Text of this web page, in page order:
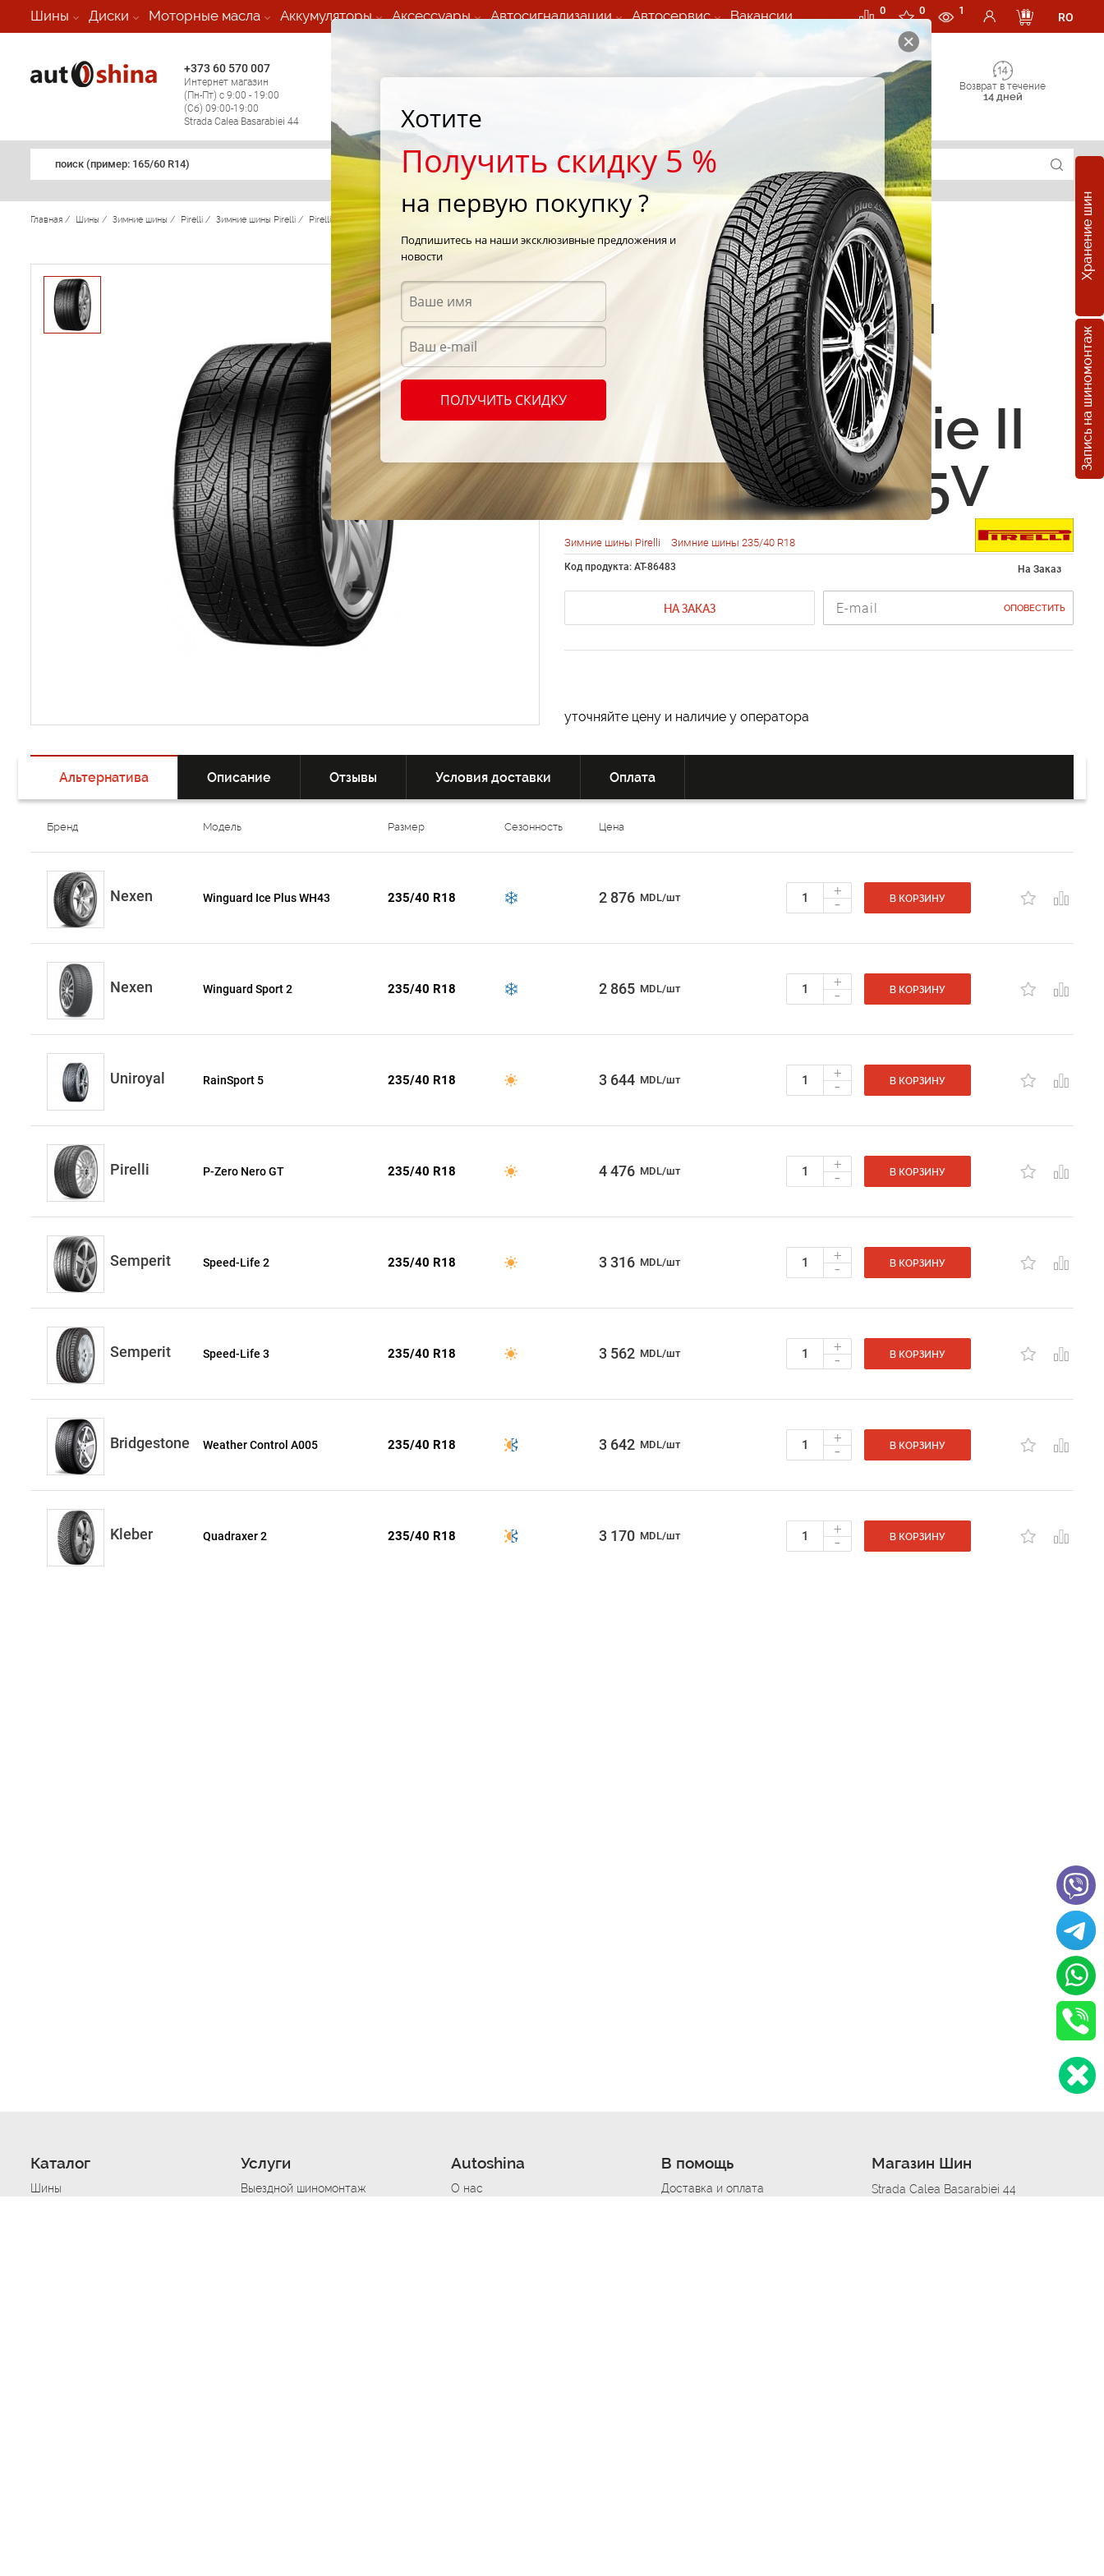
Шины Диски Моторные масла Аккумуляторы Аксессуары Автосигнализации Автосервис Вакансии 0 0 1
RO
+373 60 570 007
Интернет магазин
(Пн-Пт) с 9:00 - 19:00
(Сб) 09:00-19:00
Strada Calea Basarabiei 44
Мобильный шиномонтаж 24/7
Возврат в течение
14 дней
поиск (примеp: 165/60 R14)
Хранение шин
Запись на шиномонтаж
Главная / Шины / Зимние шины / Pirelli / Зимние шины Pirelli / Pirelli Winter Sottozero Serie II Pirelli Winter Sottozero Serie II 235/40 R18 95V
Зимние шины
Pirelli Winter
Sottozero Serie II
235/40 R18 95V
Зимние шины Pirelli Зимние шины 235/40 R18
Код продукта: AT-86483 На Заказ
НА ЗАКАЗ ОПОВЕСТИТЬ
уточняйте цену и наличие у оператора
Альтернатива Описание Отзывы Условия доставки Оплата
Бренд Модель Размер Сезонность Цена
Nexen Winguard Ice Plus WH43 235/40 R18 2 876 MDL/шт +
- В КОРЗИНУ
Nexen Winguard Sport 2 235/40 R18 2 865 MDL/шт +
- В КОРЗИНУ
Uniroyal RainSport 5 235/40 R18 3 644 MDL/шт +
- В КОРЗИНУ
Pirelli P-Zero Nero GT 235/40 R18 4 476 MDL/шт +
- В КОРЗИНУ
Semperit Speed-Life 2 235/40 R18 3 316 MDL/шт +
- В КОРЗИНУ
Semperit Speed-Life 3 235/40 R18 3 562 MDL/шт +
- В КОРЗИНУ
Bridgestone Weather Control A005 235/40 R18 3 642 MDL/шт +
- В КОРЗИНУ
Kleber Quadraxer 2 235/40 R18 3 170 MDL/шт +
- В КОРЗИНУ
Каталог
Шины
Услуги
Выездной шиномонтаж
Autoshina
О нас
В помощь
Доставка и оплата
Магазин Шин
Strada Calea Basarabiei 44
Хотите
Получить скидку 5 %
на первую покупку ?
Подпишитесь на наши эксклюзивные предложения и
новости
ПОЛУЧИТЬ СКИДКУ